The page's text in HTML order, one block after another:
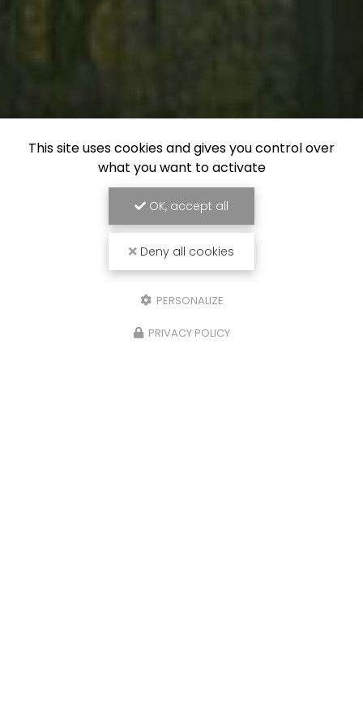
This site uses cookies and gives you control over
what you want to activate
OK, accept all
Deny all cookies
PERSONALIZE
PRIVACY POLICY